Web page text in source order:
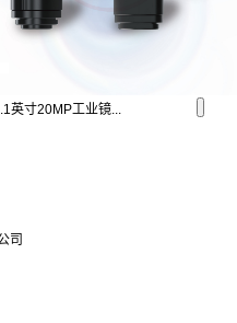
英寸20MP工业镜...
司